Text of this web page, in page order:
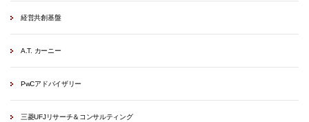
経営共創基盤
A.T. カーニー
PwCアドバイザリー
三菱UFJリサーチ＆コンサルティング